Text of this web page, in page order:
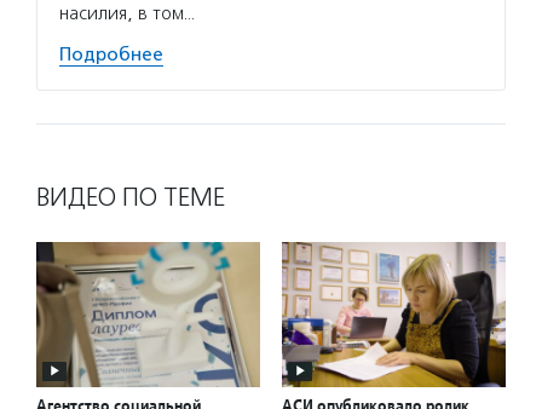
насилия, в том…
Подробнее
ВИДЕО ПО ТЕМЕ